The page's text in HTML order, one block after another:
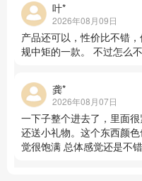
叶*
2026年08月09日
产品还可以，性价比不错
规中矩的一款。 不过怎么
龚*
2026年08月07日
一下子整个进去了，里面
还送小礼物。这个东西颜
觉很饱满 总体感觉还是不